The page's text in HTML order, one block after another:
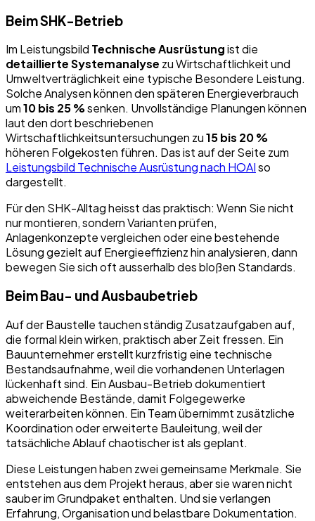
Beim SHK-Betrieb
Im Leistungsbild Technische Ausrüstungist die
detaillierte Systemanalyse zu Wirtschaftlichkeit und
Umweltverträglichkeit eine typische Besondere Leistung.
Solche Analysen können den späteren Energieverbrauch
um10 bis 25 %senken. Unvollständige Planungen können
laut den dort beschriebenen
Wirtschaftlichkeitsuntersuchungen zu15 bis 20 %
höheren Folgekosten führen. Das ist auf der Seite zum
Leistungsbild Technische Ausrüstung nach HOAIso
dargestellt.
Für den SHK-Alltag heisst das praktisch: Wenn Sie nicht
nur montieren, sondern Varianten prüfen,
Anlagenkonzepte vergleichen oder eine bestehende
Lösung gezielt auf Energieeffizienz hin analysieren, dann
bewegen Sie sich oft ausserhalb des bloßen Standards.
Beim Bau- und Ausbaubetrieb
Auf der Baustelle tauchen ständig Zusatzaufgaben auf,
die formal klein wirken, praktisch aber Zeit fressen. Ein
Bauunternehmer erstellt kurzfristig eine technische
Bestandsaufnahme, weil die vorhandenen Unterlagen
lückenhaft sind. Ein Ausbau-Betrieb dokumentiert
abweichende Bestände, damit Folgegewerke
weiterarbeiten können. Ein Team übernimmt zusätzliche
Koordination oder erweiterte Bauleitung, weil der
tatsächliche Ablauf chaotischer ist als geplant.
Diese Leistungen haben zwei gemeinsame Merkmale. Sie
entstehen aus dem Projekt heraus, aber sie waren nicht
sauber im Grundpaket enthalten. Und sie verlangen
Erfahrung, Organisation und belastbare Dokumentation.